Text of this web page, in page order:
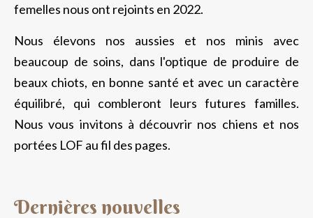
femelles nous ont rejoints en 2022.
Nous élevons nos aussies et nos minis avec
beaucoup de soins, dans l'optique de produire de
beaux chiots, en bonne santé et avec un caractère
équilibré, qui combleront leurs futures familles.
Nous vous invitons à découvrir nos chiens et nos
portées LOF au fil des pages.
Dernières nouvelles